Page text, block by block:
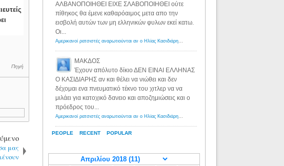
Πηγή
μας
PEOPLE RECENT POPULAR
ΑΛΒΑΝΟΠΟΙΗΘΕΙ ΕΙΧΕ ΣΛΑΒΟΠΟΙΗΘΕΙ ούτε
πίθηκος θα έμενε καθαρόαιμος μετα απο την
εισβολή αυτών των μη ελληνικών φυλων εκεί κατω.
Οι...
Αμερικανοί ρατσιστές αναρωτιούνται αν ο Ηλίας Κασιδιάρης ανήκει στη λευκή φυλή... - Λόγιος Ερμής
ΜΑΚΔΟΣ
Έχουν απόλυτο δίκιο ΔΕΝ ΕΙΝΑΙ ΕΛΛΗΝΑΣ
Ο ΚΑΣΙΔΙΑΡΗΣ αν και θέλει να νιώθει και δεν
δέχομαι ενα πνευματικό τέκνο του χιτλερ να να
μιλάει για κατοχικό δανειο και αποζημιώσεις και ο
πρόεδρος του...
Αμερικανοί ρατσιστές αναρωτιούνται αν ο Ηλίας Κασιδιάρης ανήκει στη λευκή φυλή... - Λόγιος Ερμής